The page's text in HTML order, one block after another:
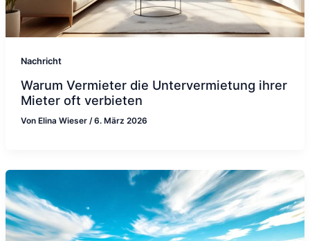
Nachricht
Warum Vermieter die Untervermietung ihrer
Mieter oft verbieten
Von Elina Wieser /6. März 2026